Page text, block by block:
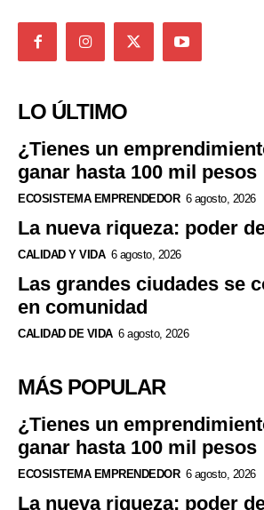
LO ÚLTIMO
¿Tienes un
ganar hasta 100 mil pesos
ECOSISTEMA EMPRENDEDOR 6 agosto, 2026
La nueva riqueza: poder
CALIDAD Y VIDA 6 agosto, 2026
Las grandes ciudades se
en comunidad
CALIDAD DE VIDA 6 agosto, 2026
MÁS POPULAR
¿Tienes un
ganar hasta 100 mil pesos
ECOSISTEMA EMPRENDEDOR 6 agosto, 2026
La nueva riqueza: poder